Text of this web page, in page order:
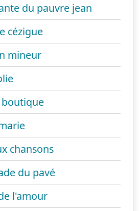
du pauvre jean
cézigue
mineur
chansons
du pavé
l'amour